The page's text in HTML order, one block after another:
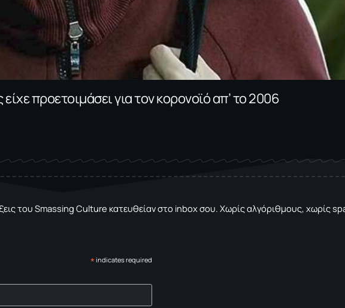
προετοιμάσει για τον κορονοϊό απ’ το 2006
του Smassing Culture κατευθείαν στο inbox σου. Χωρίς αλγόριθμους, χωρίς
* indicates required